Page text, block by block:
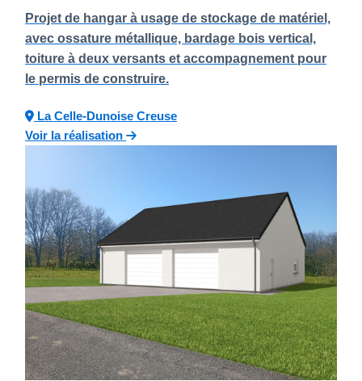
Projet de hangar à usage de stockage de matériel,
avec ossature métallique, bardage bois vertical,
toiture à deux versants et accompagnement pour
le permis de construire.
La Celle-Dunoise Creuse
Voir la réalisation